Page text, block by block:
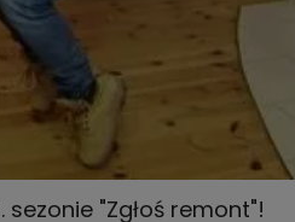
sezonie "Zgłoś remont"!